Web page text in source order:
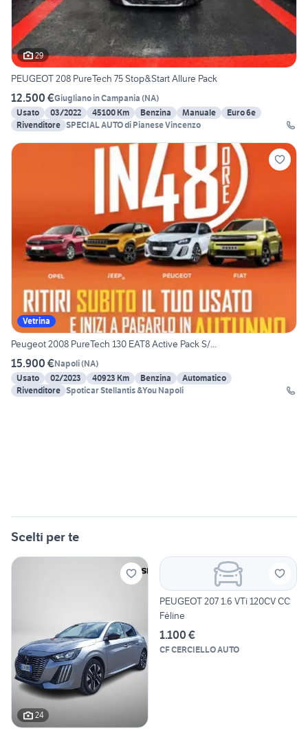
29
PEUGEOT 208 PureTech 75 Stop&Start Allure Pack
12.500 €Giugliano in Campania (NA)
Usato
03/2022 45100 Km Benzina Manuale
Euro 6e
Rivenditore SPECIAL AUTO di Pianese Vincenzo
Vetrina
Peugeot 2008 PureTech 130 EAT8 Active Pack S/...
15.900 €Napoli(NA)
Usato
02/2023 40923 Km Benzina
Automatico
Rivenditore Spoticar Stellantis &You Napoli
Scelti per te
24
PEUGEOT 207 1.6 VTi 120CV CC
Féline
1.100 €
CF CERCIELLO AUTO